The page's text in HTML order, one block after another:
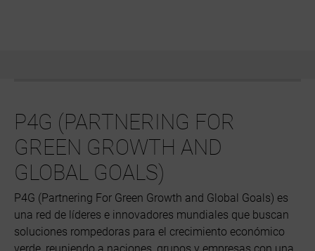
P4G (PARTNERING FOR
GREEN GROWTH AND
GLOBAL GOALS)
P4G (Partnering For Green Growth and Global Goals) es
una red de líderes e innovadores mundiales que buscan
soluciones rompedoras para el crecimiento económico